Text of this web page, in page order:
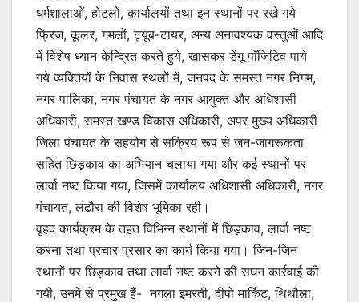
धर्मशालाओं, होटलों, कार्यालयों तथा इन स्थानों पर रखे गये
फ्रिज, कूलर, गमलों, ट्यूब-टायर, अन्य अनावश्यक वस्तुओं आदि
में विशेष ध्यान केन्द्रित करते हुये, खासकर डेंगू पाॅजिटिव पाये
गये व्यक्तियों के निवास स्थलों में, जनपद के समस्त नगर निगम,
नगर पालिका, नगर पंचायत के नगर आयुक्त और अधिशासी
अधिकारी, समस्त खण्ड विकास अधिकारी, अपर मुख्य अधिकारी
जिला पंचायत के सहयोग से सक्रिय रूप से जन-जागरूकता
सहित छिड़काव का अभियान चलाया गया और कई स्थानों पर
लार्वा नष्ट किया गया, जिसमें कार्यालय अधिशासी अधिकारी, नगर
पंचायत, लंढौरा की विशेष भूमिका रही।
वृहद कार्यक्रम के तहत विभिन्न स्थानों में छिड़काव, लार्वा नष्ट
करना तथा प्रचार प्रसार का कार्य किया गया। जिन-जिन
स्थानों पर छिड़काव तथा लार्वा नष्ट करने की सघन कार्रवाई की
गयी, उनमें से प्रमुख हैं- नगला इमरती, दीपो मार्किट, थिथौला,